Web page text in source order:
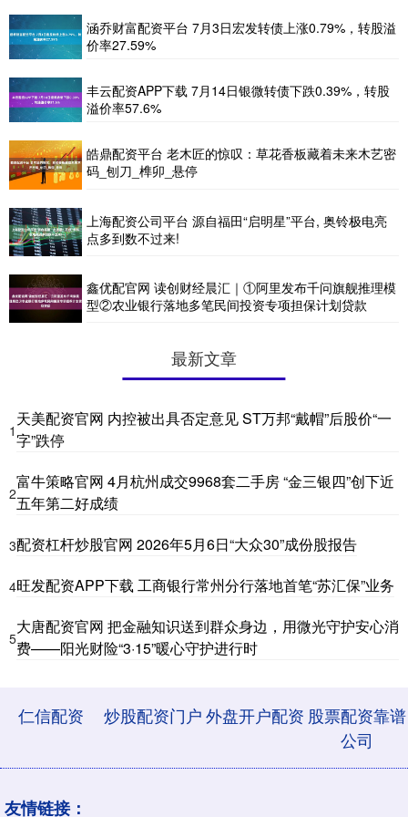
涵乔财富配资平台 7月3日宏发转债上涨0.79%，转股溢
价率27.59%
丰云配资APP下载 7月14日银微转债下跌0.39%，转股
溢价率57.6%
皓鼎配资平台 老木匠的惊叹：草花香板藏着未来木艺密
码_刨刀_榫卯_悬停
上海配资公司平台 源自福田“启明星”平台, 奥铃极电亮
点多到数不过来!
鑫优配官网 读创财经晨汇｜①阿里发布千问旗舰推理模
型②农业银行落地多笔民间投资专项担保计划贷款
最新文章
1
天美配资官网 内控被出具否定意见 ST万邦“戴帽”后股价“一
字”跌停
2
富牛策略官网 4月杭州成交9968套二手房 “金三银四”创下近
五年第二好成绩
3配资杠杆炒股官网 2026年5月6日“大众30”成份股报告
4旺发配资APP下载 工商银行常州分行落地首笔“苏汇保”业务
5
大唐配资官网 把金融知识送到群众身边，用微光守护安心消
费——阳光财险“3·15”暖心守护进行时
仁信配资 炒股配资门户外盘开户配资 股票配资靠谱
公司
友情链接：